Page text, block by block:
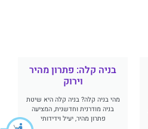
בניה קלה: פתרון מהיר
וירוק
מהי בניה קלה? בניה קלה היא שיטת
בניה מודרנית וחדשנית, המציעה
פתרון מהיר, יעיל וידידותי